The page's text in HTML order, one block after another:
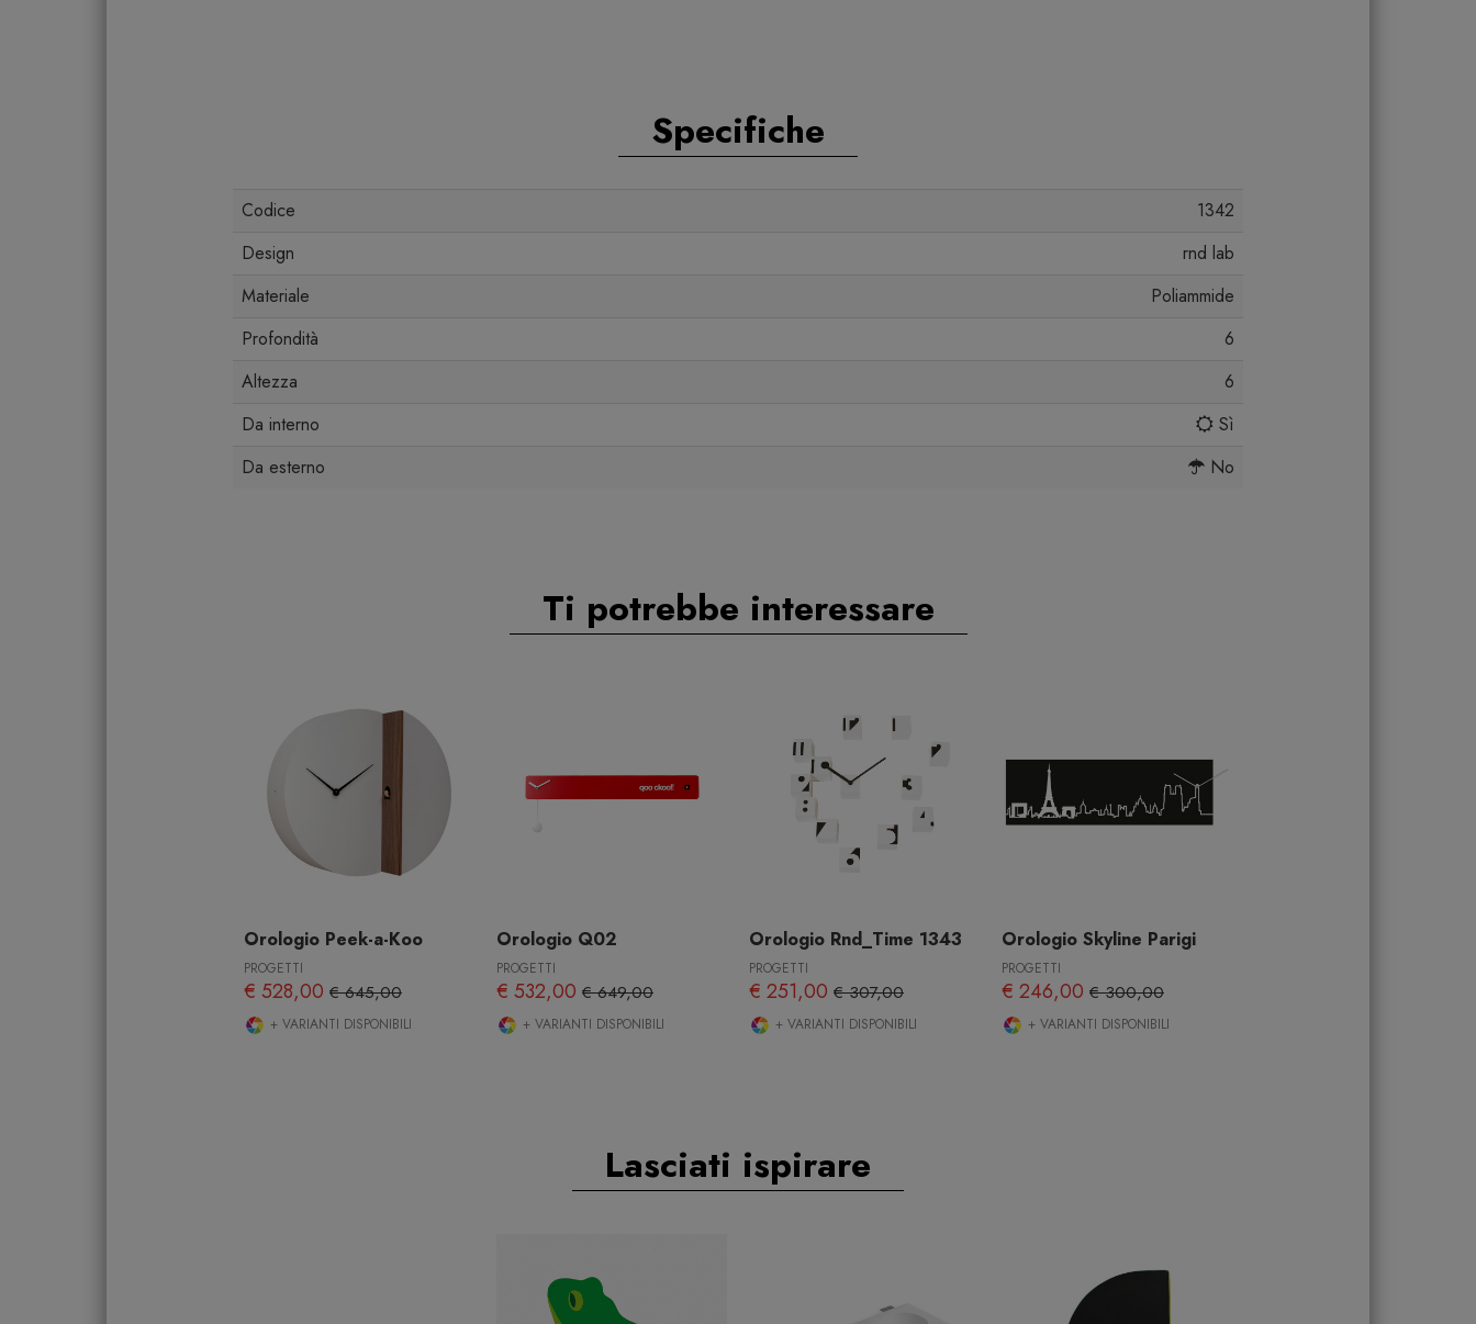
Specifiche
Codice
1342
Design
rnd lab
Materiale
Poliammide
Profondità
6
Altezza
6
Da interno
Sì
Da esterno
No
Ti potrebbe interessare
Orologio Peek-a-Koo
PROGETTI
€ 528,00 € 645,00
+ VARIANTI DISPONIBILI
Orologio Q02
PROGETTI
€ 532,00 € 649,00
+ VARIANTI DISPONIBILI
Orologio Rnd_Time 1343
PROGETTI
€ 251,00 € 307,00
+ VARIANTI DISPONIBILI
Orologio Skyline Parigi
PROGETTI
€ 246,00 € 300,00
+ VARIANTI DISPONIBILI
Lasciati ispirare